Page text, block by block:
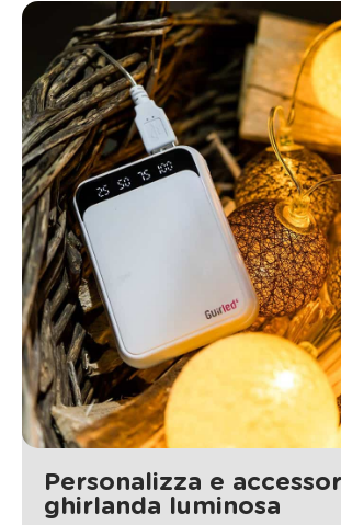
Personalizza e
ghirlanda luminosa